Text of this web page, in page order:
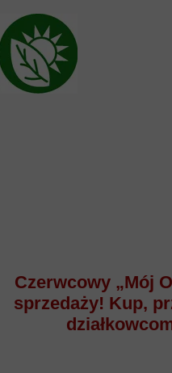
Czerwcowy „Mój
sprzedaży! Kup,